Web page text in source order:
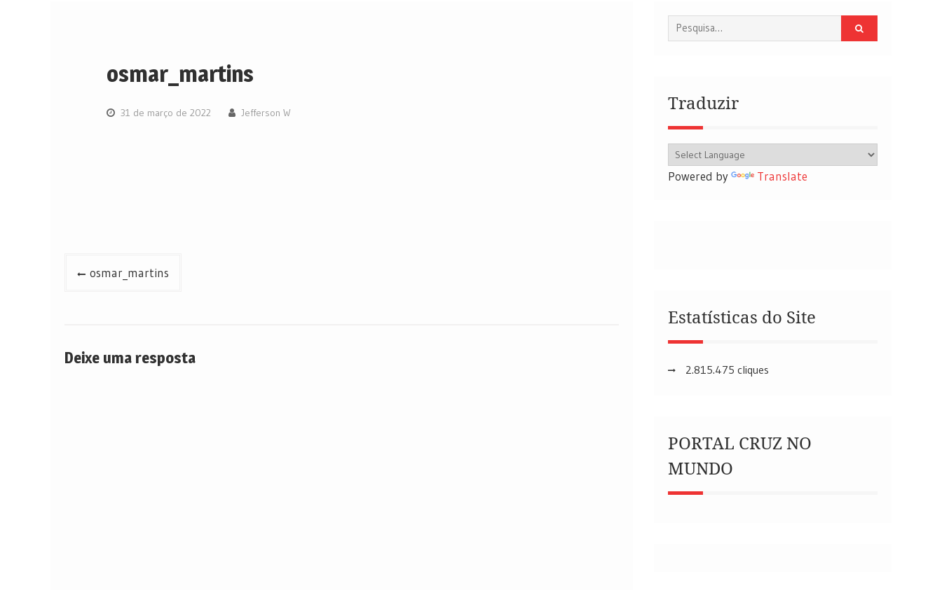
osmar_martins
31 de março de 2022 Jefferson W
Navegação
osmar_martins
Deixe uma resposta
Procurar
por:
Traduzir
Powered by Translate
Estatísticas do Site
2.815.475 cliques
PORTAL CRUZ NO
MUNDO